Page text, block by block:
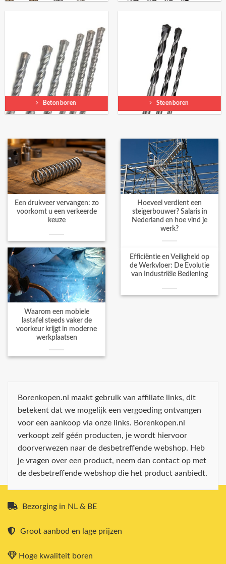
Betonboren Steenboren
Een drukveer vervangen: zo
voorkomt u een verkeerde
keuze
Hoeveel verdient een
steigerbouwer? Salaris in
Nederland en hoe vind je
werk?
Waarom een mobiele
lastafel steeds vaker de
voorkeur krijgt in moderne
werkplaatsen
Efficiëntie en Veiligheid op
de Werkvloer: De Evolutie
van Industriële Bediening
Borenkopen.nl maakt gebruik van affiliate links, dit
betekent dat we mogelijk een vergoeding ontvangen
voor een aankoop via onze links. Borenkopen.nl
verkoopt zelf géén producten, je wordt hiervoor
doorverwezen naar de desbetreffende webshop. Heb
je vragen over een product, neem dan contact op met
de desbetreffende webshop die het product aanbiedt.
Bezorging in NL & BE
Groot aanbod en lage prijzen
Hoge kwaliteit boren